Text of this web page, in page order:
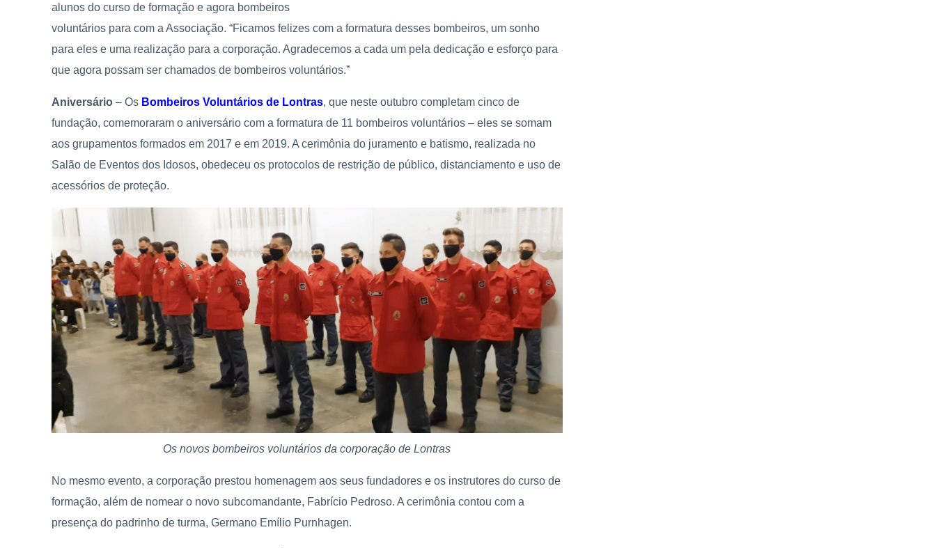
alunos do curso de formação e agora bombeiros
voluntários para com a Associação. “Ficamos felizes com a formatura desses bombeiros, um sonho
para eles e uma realização para a corporação. Agradecemos a cada um pela dedicação e esforço para
que agora possam ser chamados de bombeiros voluntários.”
Aniversário – Os Bombeiros Voluntários de Lontras, que neste outubro completam cinco de
fundação, comemoraram o aniversário com a formatura de 11 bombeiros voluntários – eles se somam
aos grupamentos formados em 2017 e em 2019. A cerimônia do juramento e batismo, realizada no
Salão de Eventos dos Idosos, obedeceu os protocolos de restrição de público, distanciamento e uso de
acessórios de proteção.
Os novos bombeiros voluntários da corporação de Lontras
No mesmo evento, a corporação prestou homenagem aos seus fundadores e os instrutores do curso de
formação, além de nomear o novo subcomandante, Fabrício Pedroso. A cerimônia contou com a
presença do padrinho de turma, Germano Emílio Purnhagen.